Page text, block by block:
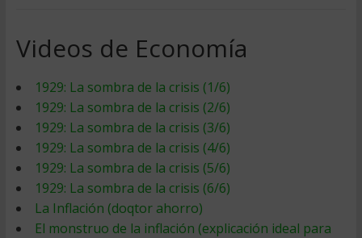
Videos de Economía
1929: La sombra de la crisis (1/6)
1929: La sombra de la crisis (2/6)
1929: La sombra de la crisis (3/6)
1929: La sombra de la crisis (4/6)
1929: La sombra de la crisis (5/6)
1929: La sombra de la crisis (6/6)
La Inflación (doqtor ahorro)
El monstruo de la inflación (explicación ideal para